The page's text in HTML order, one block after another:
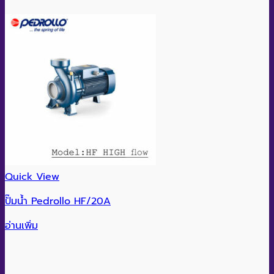
Quick View
ปั๊มน้ำ Pedrollo HF/20A
อ่านเพิ่ม